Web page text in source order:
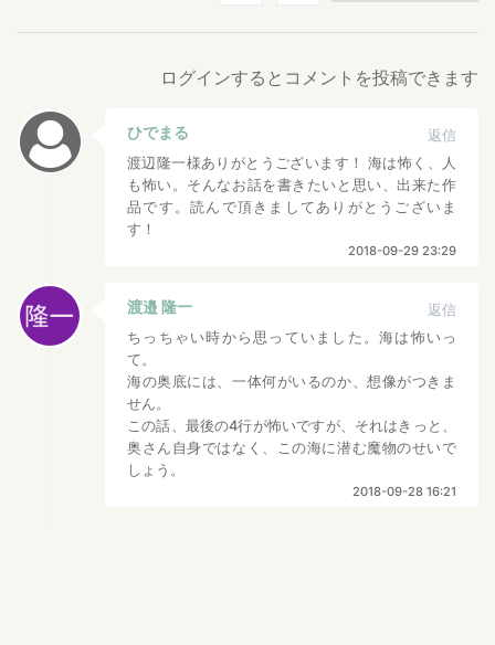
ログインするとコメントを投稿できます
ひでまる
返信
渡辺隆一様ありがとうございます！ 海は怖く、人
も怖い。そんなお話を書きたいと思い、出来た作
品です。読んで頂きましてありがとうございま
す！
2018-09-29 23:29
渡邉 隆一
返信
ちっちゃい時から思っていました。海は怖いっ
て。
海の奥底には、一体何がいるのか、想像がつきま
せん。
この話、最後の4行が怖いですが、それはきっと、
奥さん自身ではなく、この海に潜む魔物のせいで
しょう。
2018-09-28 16:21